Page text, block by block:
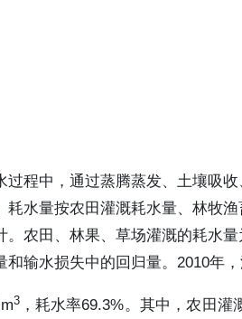
过程中，通过蒸腾蒸发、土壤吸
耗水量按农田灌溉耗水量、林牧
。农田、林果、草场灌溉的耗水
输水损失中的回归量。2010年，
3，耗水率69.3%。其中，农田灌